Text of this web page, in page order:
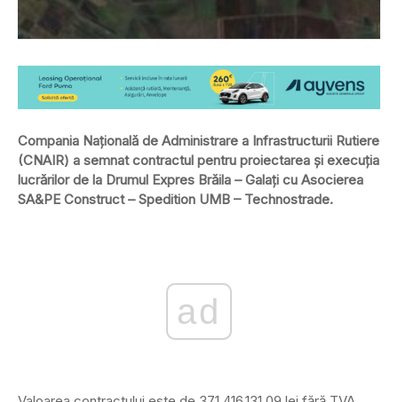
Compania Națională de Administrare a Infrastructurii Rutiere
(CNAIR) a semnat contractul pentru proiectarea și execuția
lucrărilor de la Drumul Expres Brăila – Galați cu Asocierea
SA&PE Construct – Spedition UMB – Technostrade.
ad